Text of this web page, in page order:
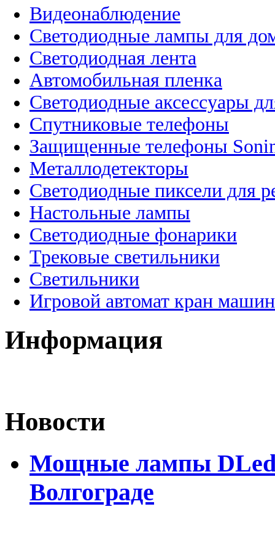
Видеонаблюдение
Светодиодные лампы для
Светодиодная лента
Автомобильная пленка
Светодиодные аксессуары
Спутниковые телефоны
Защищенные телефоны
Металлодетекторы
Светодиодные пиксели для
Настольные лампы
Светодиодные фонарики
Трековые светильники
Светильники
Игровой автомат кран
Информация
Новости
Мощные лампы DLed
Волгограде